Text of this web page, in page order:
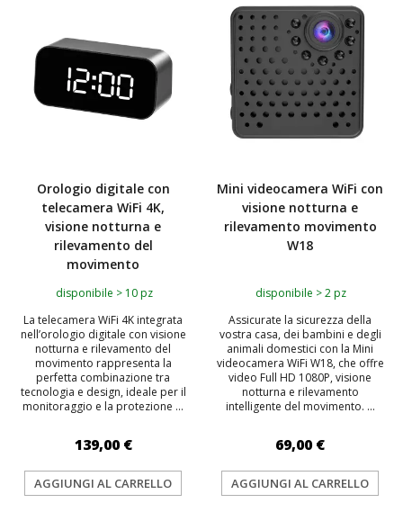
Orologio digitale con
telecamera WiFi 4K,
visione notturna e
rilevamento del
movimento
disponibile > 10 pz
La telecamera WiFi 4K integrata
nell’orologio digitale con visione
notturna e rilevamento del
movimento rappresenta la
perfetta combinazione tra
tecnologia e design, ideale per il
monitoraggio e la protezione ...
139,00 €
AGGIUNGI AL CARRELLO
Mini videocamera WiFi con
visione notturna e
rilevamento movimento
W18
disponibile > 2 pz
Assicurate la sicurezza della
vostra casa, dei bambini e degli
animali domestici con la Mini
videocamera WiFi W18, che offre
video Full HD 1080P, visione
notturna e rilevamento
intelligente del movimento. ...
69,00 €
AGGIUNGI AL CARRELLO